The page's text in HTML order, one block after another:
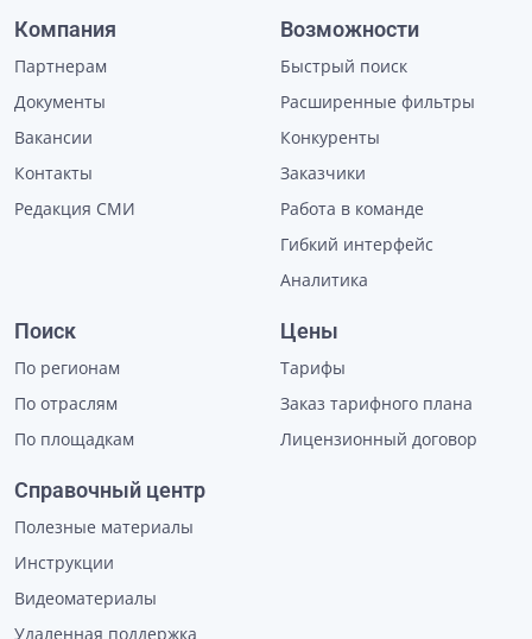
Компания
Партнерам
Документы
Вакансии
Контакты
Редакция СМИ
Возможности
Быстрый поиск
Расширенные фильтры
Конкуренты
Заказчики
Работа в команде
Гибкий интерфейс
Аналитика
Поиск
По регионам
По отраслям
По площадкам
Цены
Тарифы
Заказ тарифного плана
Лицензионный договор
Справочный центр
Полезные материалы
Инструкции
Видеоматериалы
Удаленная поддержка